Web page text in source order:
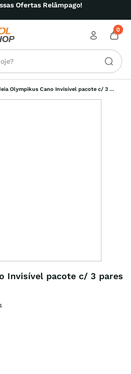
Ofertas Relâmpago!
0
Olympikus Cano Invisível pacote c/ 3
Invisível pacote c/ 3 pares